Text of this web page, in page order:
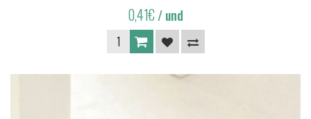
0,41€/ und